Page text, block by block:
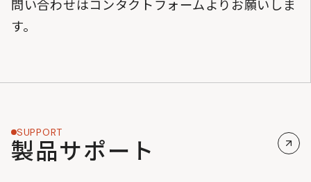
問い合わせはコンタクトフォームよりお願いしま
す。
SUPPORT
製品サポート